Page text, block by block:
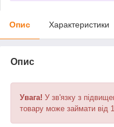
Опис Характеристики
Опис
Увага! У зв'язку з
товару може займати від